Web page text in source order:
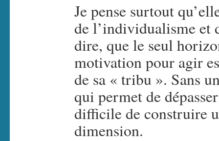
Je pense surtout
de l’individualisme et
dire, que le seul
motivation pour agir
de sa « tribu ». Sans
qui permet de
difficile de construire
dimension.